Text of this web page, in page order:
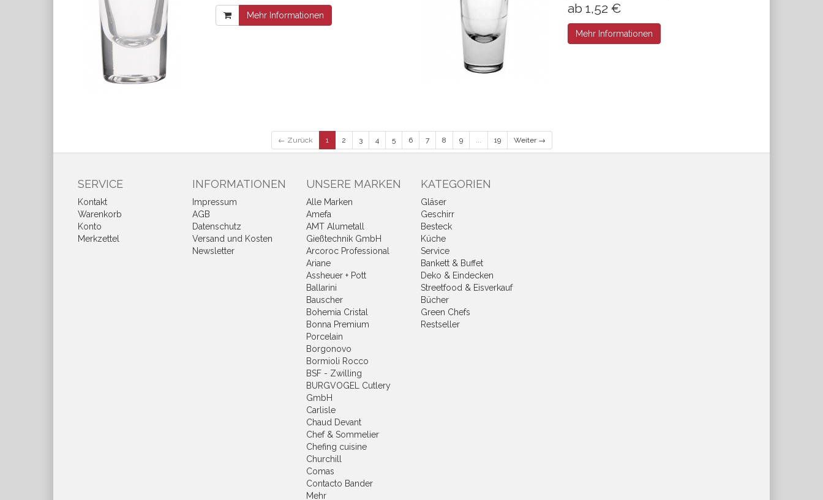
Mehr Informationen ab 1,52 €
Mehr Informationen
← Zurück 1 2 3 4 5 6 7 8 9 ... 19 Weiter →
SERVICE
Kontakt
Warenkorb
Konto
Merkzettel
INFORMATIONEN
Impressum
AGB
Datenschutz
Versand und Kosten
Newsletter
UNSERE MARKEN
Alle Marken
Amefa
AMT Alumetall
Gießtechnik GmbH
Arcoroc Professional
Ariane
Assheuer + Pott
Ballarini
Bauscher
Bohemia Cristal
Bonna Premium
Porcelain
Borgonovo
Bormioli Rocco
BSF - Zwilling
BURGVOGEL Cutlery
GmbH
Carlisle
Chaud Devant
Chef & Sommelier
Chefing cuisine
Churchill
Comas
Contacto Bander
Mehr
KATEGORIEN
Gläser
Geschirr
Besteck
Küche
Service
Bankett & Buffet
Deko & Eindecken
Streetfood & Eisverkauf
Bücher
Green Chefs
Restseller